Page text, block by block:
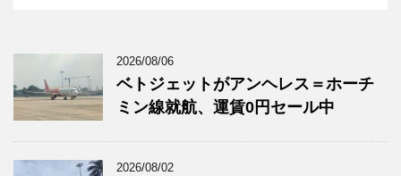
2026/08/06
ベトジェットがアンヘレス＝ホーチ
ミン線就航、運賃0円セール中
2026/08/02